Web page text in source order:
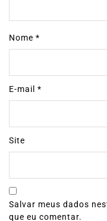
Nome *
E-mail *
Site
Salvar meus dados
que eu comentar.